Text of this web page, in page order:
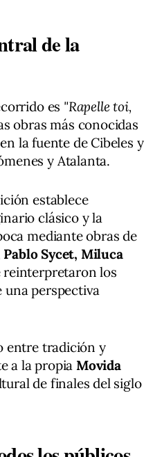
de la
es "Rapelle toi,
obras más conocidas
la fuente de Cibeles y
y Atalanta.
establece
clásico y la
mediante obras de
Sycet, Miluca
reinterpretaron los
perspectiva
entre tradición y
a la propia Movida
de finales del siglo